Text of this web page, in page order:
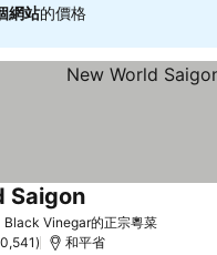
網站的價格
Black Vinegar的正宗粵菜查看價格
Saigon查看價格
和平省